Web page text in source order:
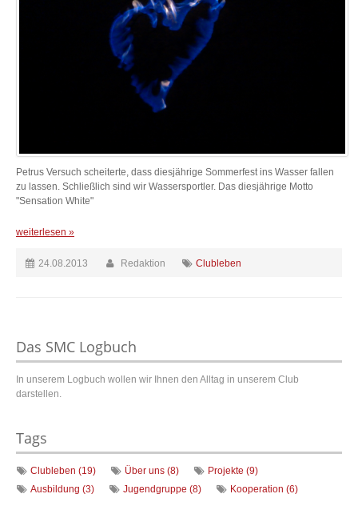
Petrus Versuch scheiterte, dass diesjährige Sommerfest ins Wasser fallen
zu lassen. Schließlich sind wir Wassersportler. Das diesjährige Motto
"Sensation White"
weiterlesen »
24.08.2013 Redaktion Clubleben
Das SMC Logbuch
In unserem Logbuch wollen wir Ihnen den Alltag in unserem Club
darstellen.
Tags
Clubleben (19) Über uns (8)
Projekte (9)
Ausbildung (3)
Jugendgruppe (8) Kooperation (6)